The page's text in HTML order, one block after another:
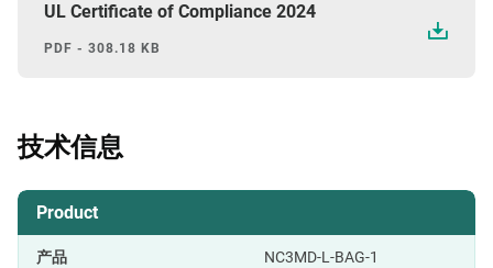
UL Certificate of Compliance 2024
PDF - 308.18 KB
技术信息
Product
产品 NC3MD-L-BAG-1